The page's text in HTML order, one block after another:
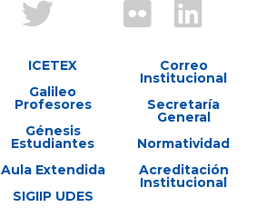
ICETEX
Galileo
Profesores
Génesis
Estudiantes
Aula Extendida
SIGIIP UDES
Correo
Institucional
Secretaría
General
Normatividad
Acreditación
Institucional